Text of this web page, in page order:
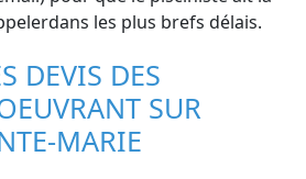
les plus brefs délais.
DEVIS DES
SUR
MARIE